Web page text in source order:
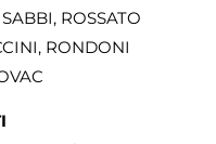
ROSSATO
RONDONI